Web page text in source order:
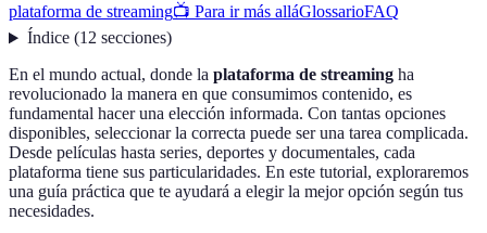
plataforma de streaming📺 Para ir más alláGlossarioFAQ
Índice(12 secciones)
En el mundo actual, donde la plataforma de streaming ha
revolucionado la manera en que consumimos contenido, es
fundamental hacer una elección informada. Con tantas opciones
disponibles, seleccionar la correcta puede ser una tarea complicada.
Desde películas hasta series, deportes y documentales, cada
plataforma tiene sus particularidades. En este tutorial, exploraremos
una guía práctica que te ayudará a elegir la mejor opción según tus
necesidades.